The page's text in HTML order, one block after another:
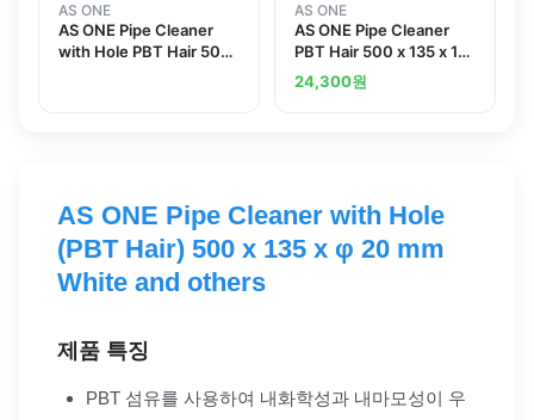
AS ONE
AS ONE Pipe Cleaner
with Hole PBT Hair 500
AS ONE
AS ONE Pipe Cleaner
PBT Hair 500 x 135 x 10
mm Whiteand others
24,300원
AS ONE Pipe Cleaner with Hole
(PBT Hair) 500 x 135 x φ 20 mm
White and others
제품 특징
PBT 섬유를 사용하여 내화학성과 내마모성이 우